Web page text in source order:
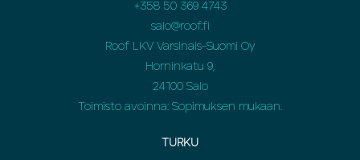
+358 50 369 4743
salo@roof.fi
Roof LKV Varsinais-Suomi Oy
Horninkatu 9,
24100 Salo
Toimisto avoinna: Sopimuksen mukaan.
TURKU